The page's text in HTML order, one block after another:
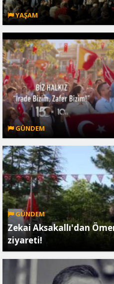
YAŞAM
GÜNDEM
GÜNDEM
Zekai Aksakallı'dan
ziyareti!